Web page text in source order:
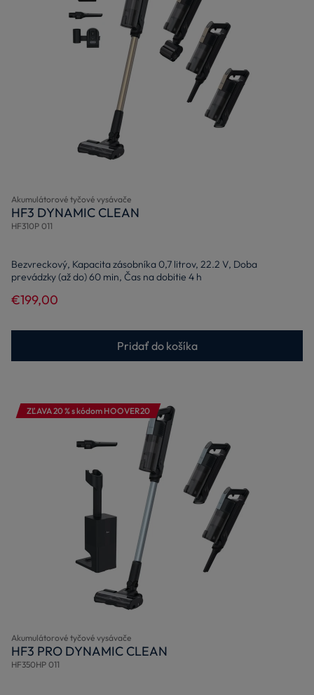
Akumulátorové tyčové vysávače
HF3 DYNAMIC CLEAN
HF310P 011
Bezvreckový, Kapacita zásobníka 0,7 litrov, 22.2 V, Doba
prevádzky (až do) 60 min, Čas na dobitie 4 h
€199,00
Pridať do košíka
ZĽAVA 20 % s kódom HOOVER20
Akumulátorové tyčové vysávače
HF3 PRO DYNAMIC CLEAN
HF350HP 011